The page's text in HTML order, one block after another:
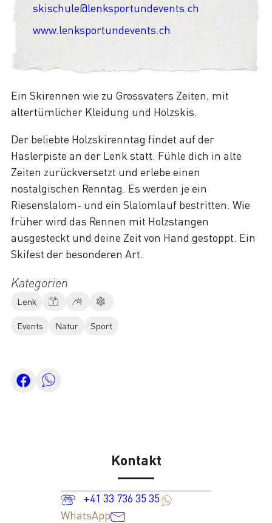
Kategorien
Lenk
Events Natur Sport
Ein Skirennen wie zu Grossvaters Zeiten, mit
altertümlicher Kleidung und Holzskis.
Der beliebte Holzskirenntag findet auf der
Haslerpiste an der Lenk statt. Fühle dich in alte
Zeiten zurückversetzt und erlebe einen
nostalgischen Renntag. Es werden je ein
Riesenslalom- und ein Slalomlauf bestritten. Wie
früher wird das Rennen mit Holzstangen
ausgesteckt und deine Zeit von Hand gestoppt. Ein
Skifest der besonderen Art.
skischule@lenksportundevents.ch
www.lenksportundevents.ch
Kontakt
+41 33 736 35 35
WhatsApp